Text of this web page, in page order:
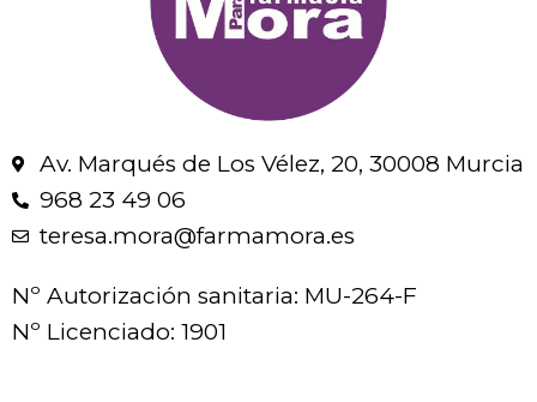
Av. Marqués de Los Vélez, 20, 30008 Murcia
968 23 49 06
teresa.mora@farmamora.es
Nº Autorización sanitaria: MU-264-F
Nº Licenciado: 1901